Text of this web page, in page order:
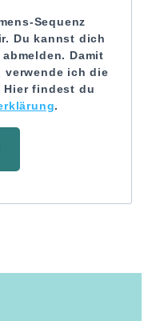
Sequenz
Du kannst dich
Damit
verwende ich die
Hier findest du
.